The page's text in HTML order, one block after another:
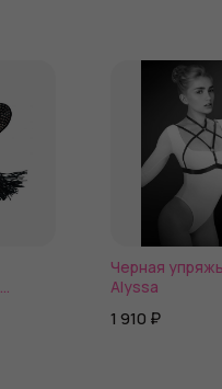
Черная
Alyssa
1 910 ₽